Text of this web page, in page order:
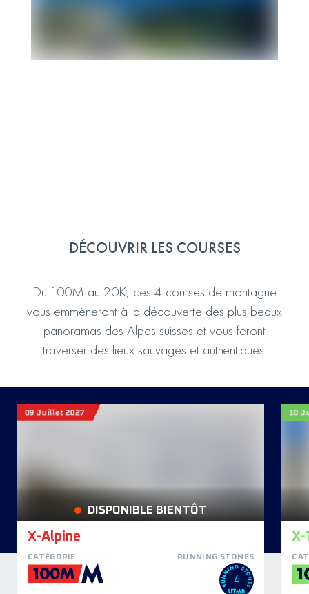
Verbier Marathon
MES PHOTOS
Verbier X-Plore
DÉCOUVRIR LES COURSES
Du 100M au 20K, ces 4 courses de montagne
vous emmèneront à la découverte des plus beaux
panoramas des Alpes suisses et vous feront
traverser des lieux sauvages et authentiques.
DISPONIBLE BIENTÔT
09 Juillet 2027
X-Alpine
CATÉGORIE RUNNING STONES
4
10
X-